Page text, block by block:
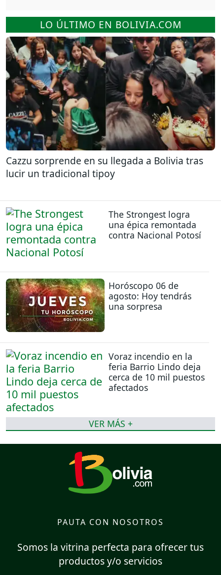
LO ÚLTIMO EN BOLIVIA.COM
Cazzu sorprende en su llegada a Bolivia tras
lucir un tradicional tipoy
The Strongest logra
una épica remontada
contra Nacional Potosí
Horóscopo 06 de
agosto: Hoy tendrás
una sorpresa
Voraz incendio en la
feria Barrio Lindo deja
cerca de 10 mil puestos
afectados
VER MÁS +
PAUTA CON NOSOTROS
Somos la vitrina perfecta para ofrecer tus
productos y/o servicios